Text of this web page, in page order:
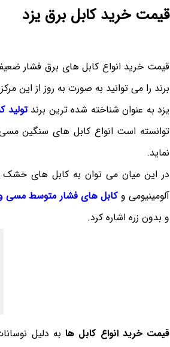
قیمت خرید کابل برق یزد
قیمت خرید انواع کابل های برق فشار
برند را می توانید به صورت به روز از این
یزد به عنوان شناخته شده ترین برندتولید
توانسته است انواع کابل های سنگین مسی
نماید.
در این میان می توان به کابل های
آلومینیومی وکابل های فشار متوسط مسی و
و بدون زره اشاره کرد.
قیمت خرید انواع کابل ها به دلیل